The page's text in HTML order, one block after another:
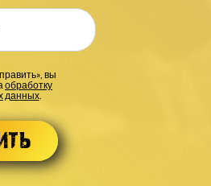
вы
обработку
данных.